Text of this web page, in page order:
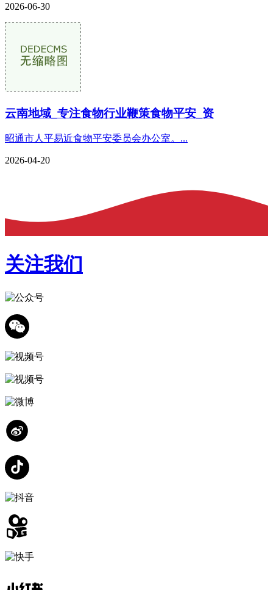
2026-06-30
云南地域_专注食物行业鞭策食物平安_资
昭通市人平易近食物平安委员会办公室。...
2026-04-20
关注我们